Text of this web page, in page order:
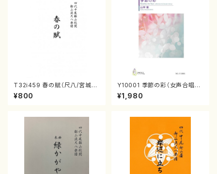
T32i459 春の賦（尺八/宮城道
雄/楽譜）都山流公刊楽譜曲番:2
167
¥800
Y10001 季節の彩（女声合唱、
ピアノ/山岸徹/楽譜）
¥1,980